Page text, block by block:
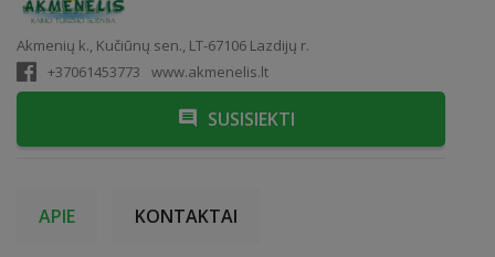
Akmenių k., Kučiūnų sen., LT-67106 Lazdijų r.
+37061453773
www.akmenelis.lt
SUSISIEKTI
APIE KONTAKTAI